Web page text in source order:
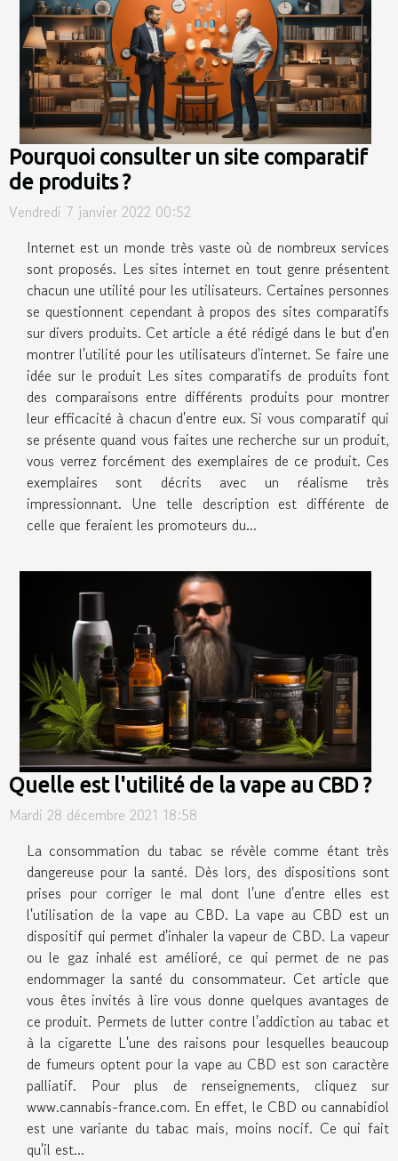
Pourquoi consulter un site comparatif
de produits ?
Vendredi 7 janvier 2022 00:52
Internet est un monde très vaste où de nombreux services
sont proposés. Les sites internet en tout genre présentent
chacun une utilité pour les utilisateurs. Certaines personnes
se questionnent cependant à propos des sites comparatifs
sur divers produits. Cet article a été rédigé dans le but d'en
montrer l'utilité pour les utilisateurs d'internet. Se faire une
idée sur le produit Les sites comparatifs de produits font
des comparaisons entre différents produits pour montrer
leur efficacité à chacun d'entre eux. Si vous comparatif qui
se présente quand vous faites une recherche sur un produit,
vous verrez forcément des exemplaires de ce produit. Ces
exemplaires sont décrits avec un réalisme très
impressionnant. Une telle description est différente de
celle que feraient les promoteurs du...
Quelle est l'utilité de la vape au CBD ?
Mardi 28 décembre 2021 18:58
La consommation du tabac se révèle comme étant très
dangereuse pour la santé. Dès lors, des dispositions sont
prises pour corriger le mal dont l'une d'entre elles est
l'utilisation de la vape au CBD. La vape au CBD est un
dispositif qui permet d'inhaler la vapeur de CBD. La vapeur
ou le gaz inhalé est amélioré, ce qui permet de ne pas
endommager la santé du consommateur. Cet article que
vous êtes invités à lire vous donne quelques avantages de
ce produit. Permets de lutter contre l'addiction au tabac et
à la cigarette L'une des raisons pour lesquelles beaucoup
de fumeurs optent pour la vape au CBD est son caractère
palliatif. Pour plus de renseignements, cliquez sur
www.cannabis-france.com. En effet, le CBD ou cannabidiol
est une variante du tabac mais, moins nocif. Ce qui fait
qu'il est...